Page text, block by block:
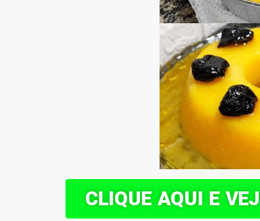
CLIQUE AQUI E